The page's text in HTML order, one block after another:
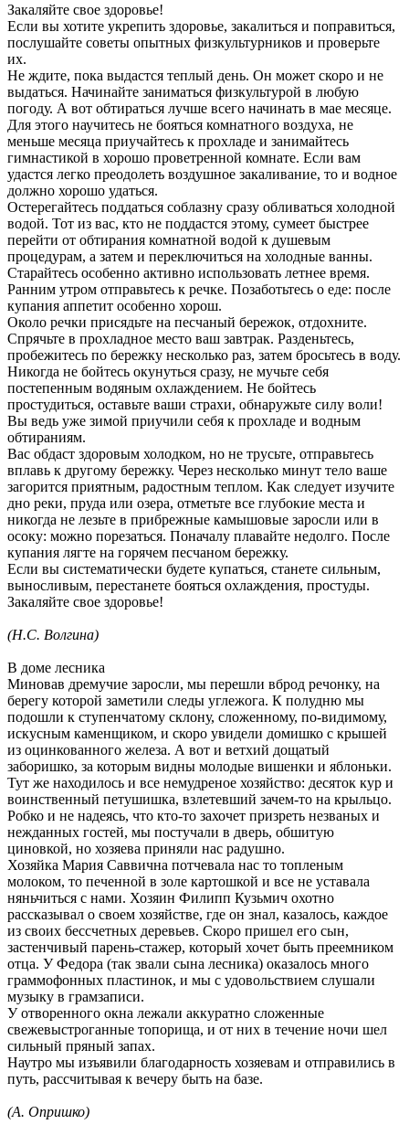
Закаляйте свое здоровье!
Если вы хотите укрепить здоровье, закалиться и поправиться,
послушайте советы опытных физкультурников и проверьте
их.
Не ждите, пока выдастся теплый день. Он может скоро и не
выдаться. Начинайте заниматься физкультурой в любую
погоду. А вот обтираться лучше всего начинать в мае месяце.
Для этого научитесь не бояться комнатного воздуха, не
меньше месяца приучайтесь к прохладе и занимайтесь
гимнастикой в хорошо проветренной комнате. Если вам
удастся легко преодолеть воздушное закаливание, то и водное
должно хорошо удаться.
Остерегайтесь поддаться соблазну сразу обливаться холодной
водой. Тот из вас, кто не поддастся этому, сумеет быстрее
перейти от обтирания комнатной водой к душевым
процедурам, а затем и переключиться на холодные ванны.
Старайтесь особенно активно использовать летнее время.
Ранним утром отправьтесь к речке. Позаботьтесь о еде: после
купания аппетит особенно хорош.
Около речки присядьте на песчаный бережок, отдохните.
Спрячьте в прохладное место ваш завтрак. Разденьтесь,
пробежитесь по бережку несколько раз, затем бросьтесь в воду.
Никогда не бойтесь окунуться сразу, не мучьте себя
постепенным водяным охлаждением. Не бойтесь
простудиться, оставьте ваши страхи, обнаружьте силу воли!
Вы ведь уже зимой приучили себя к прохладе и водным
обтираниям.
Вас обдаст здоровым холодком, но не трусьте, отправьтесь
вплавь к другому бережку. Через несколько минут тело ваше
загорится приятным, радостным теплом. Как следует изучите
дно реки, пруда или озера, отметьте все глубокие места и
никогда не лезьте в прибрежные камышовые заросли или в
осоку: можно порезаться. Поначалу плавайте недолго. После
купания лягте на горячем песчаном бережку.
Если вы систематически будете купаться, станете сильным,
выносливым, перестанете бояться охлаждения, простуды.
Закаляйте свое здоровье!
(Н.С. Волгина)
В доме лесника
Миновав дремучие заросли, мы перешли вброд речонку, на
берегу которой заметили следы углежога. К полудню мы
подошли к ступенчатому склону, сложенному, по-видимому,
искусным каменщиком, и скоро увидели домишко с крышей
из оцинкованного железа. А вот и ветхий дощатый
заборишко, за которым видны молодые вишенки и яблоньки.
Тут же находилось и все немудреное хозяйство: десяток кур и
воинственный петушишка, взлетевший зачем-то на крыльцо.
Робко и не надеясь, что кто-то захочет призреть незваных и
нежданных гостей, мы постучали в дверь, обшитую
циновкой, но хозяева приняли нас радушно.
Хозяйка Мария Саввична потчевала нас то топленым
молоком, то печенной в золе картошкой и все не уставала
няньчиться с нами. Хозяин Филипп Кузьмич охотно
рассказывал о своем хозяйстве, где он знал, казалось, каждое
из своих бессчетных деревьев. Скоро пришел его сын,
застенчивый парень-стажер, который хочет быть преемником
отца. У Федора (так звали сына лесника) оказалось много
граммофонных пластинок, и мы с удовольствием слушали
музыку в грамзаписи.
У отворенного окна лежали аккуратно сложенные
свежевыстроганные топорища, и от них в течение ночи шел
сильный пряный запах.
Наутро мы изъявили благодарность хозяевам и отправились в
путь, рассчитывая к вечеру быть на базе.
(А. Опришко)